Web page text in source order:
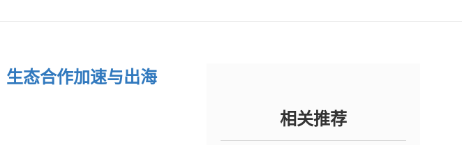
态合作加速与出海
相关推荐